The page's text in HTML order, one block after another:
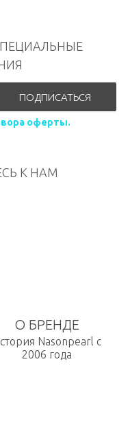
ПОДПИСАТЬСЯ
оферты.
К НАМ
О БРЕНДЕ
Nasonpearl с
2006 года